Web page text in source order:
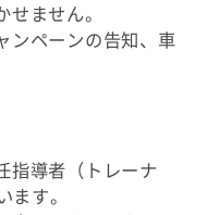
ません。
ンペーンの告知、車
指導者（トレーナ
す。